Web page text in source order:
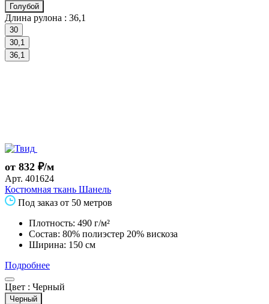
Голубой
Длина рулона : 36,1
30
30,1
36,1
от 832 ₽/м
Арт. 401624
Костюмная ткань Шанель
Под заказ от 50 метров
Плотность: 490 г/м²
Состав: 80% полиэстер 20% вискоза
Ширина: 150 см
Подробнее
Цвет : Черный
Черный